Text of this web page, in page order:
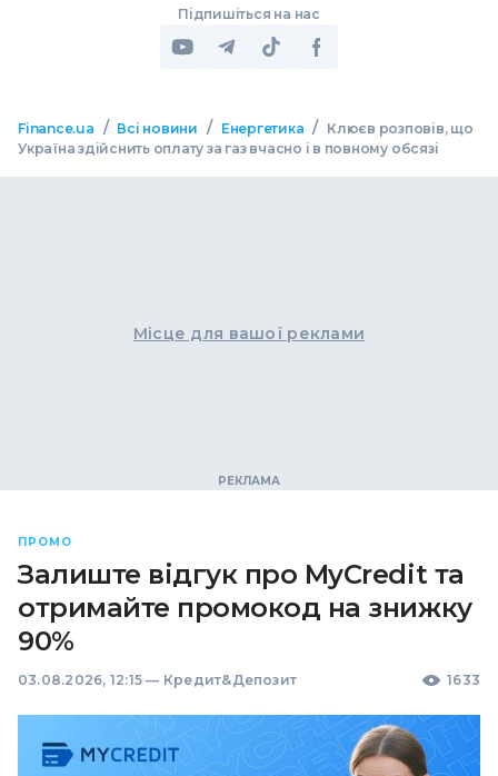
Підпишіться на нас
Finance.ua / Всі новини / Енергетика / Клюєв розповів, що
Україна здійснить оплату за газ вчасно і в повному обсязі
Місце для вашої реклами
ПРОМО
Залиште відгук про MyCredit та
отримайте промокод на знижку
90%
03.08.2026, 12:15 — Кредит&Депозит 1633